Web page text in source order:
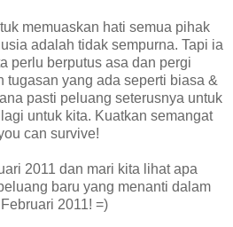
memuaskan hati semua pihak
adalah tidak sempurna. Tapi ia
perlu berputus asa dan pergi
tugasan yang ada seperti biasa &
pasti peluang seterusnya untuk
untuk kita. Kuatkan semangat
can survive!
2011 dan mari kita lihat apa
baru yang menanti dalam
2011! =)